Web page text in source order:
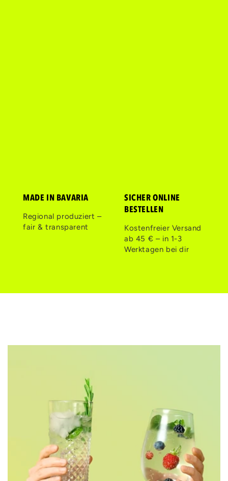
MADE IN BAVARIA
Regional produziert –
fair & transparent
SICHER ONLINE
BESTELLEN
Kostenfreier Versand
ab 45 € – in 1-3
Werktagen bei dir